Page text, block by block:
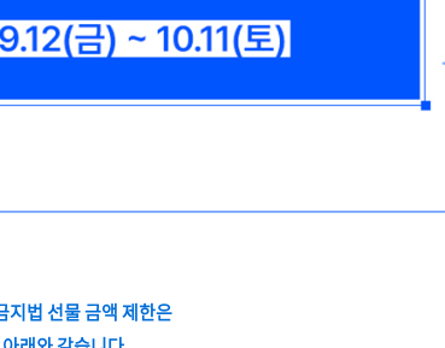
지법 선물 금액 제한은